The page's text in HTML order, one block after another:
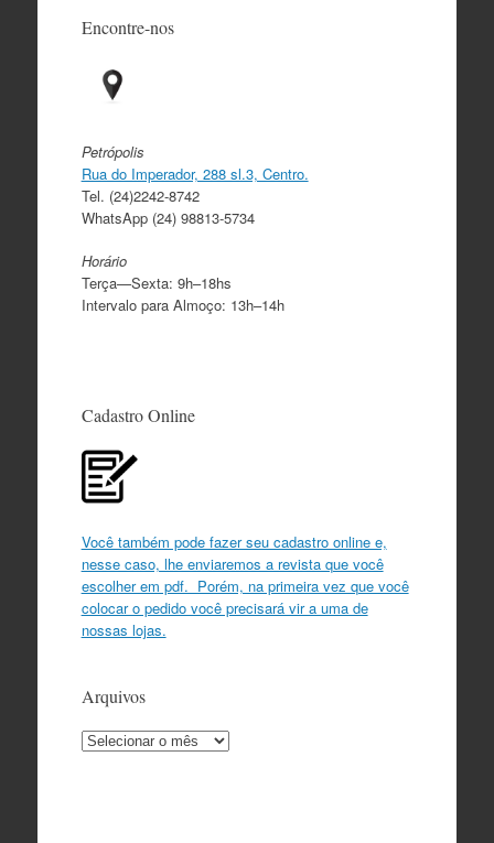
Encontre-nos
Petrópolis
Rua do Imperador, 288 sl.3, Centro.
Tel. (24)2242-8742
WhatsApp (24) 98813-5734
Horário
Terça—Sexta: 9h–18hs
Intervalo para Almoço: 13h–14h
Cadastro Online
Você também pode fazer seu cadastro online e,
nesse caso, lhe enviaremos a revista que você
escolher em pdf. Porém, na primeira vez que você
colocar o pedido você precisará vir a uma de
nossas lojas.
Arquivos
Arquivos